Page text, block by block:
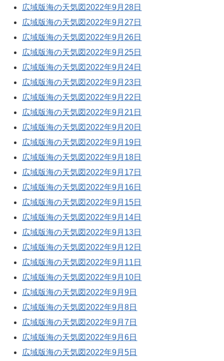
広域版海の天気図2022年9月28日
広域版海の天気図2022年9月27日
広域版海の天気図2022年9月26日
広域版海の天気図2022年9月25日
広域版海の天気図2022年9月24日
広域版海の天気図2022年9月23日
広域版海の天気図2022年9月22日
広域版海の天気図2022年9月21日
広域版海の天気図2022年9月20日
広域版海の天気図2022年9月19日
広域版海の天気図2022年9月18日
広域版海の天気図2022年9月17日
広域版海の天気図2022年9月16日
広域版海の天気図2022年9月15日
広域版海の天気図2022年9月14日
広域版海の天気図2022年9月13日
広域版海の天気図2022年9月12日
広域版海の天気図2022年9月11日
広域版海の天気図2022年9月10日
広域版海の天気図2022年9月9日
広域版海の天気図2022年9月8日
広域版海の天気図2022年9月7日
広域版海の天気図2022年9月6日
広域版海の天気図2022年9月5日